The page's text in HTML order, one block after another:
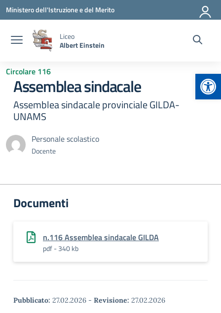
Vai ai contenuti
Vai al menu di navigazione
Vai al footer
Ministero dell'Istruzione e del Merito
Liceo
Albert Einstein
Circolare 116
Assemblea sindacale
Assemblea sindacale provinciale GILDA-
UNAMS
Personale scolastico
Docente
Documenti
n.116 Assemblea sindacale GILDA
pdf - 340 kb
Pubblicato: 27.02.2026 - Revisione: 27.02.2026